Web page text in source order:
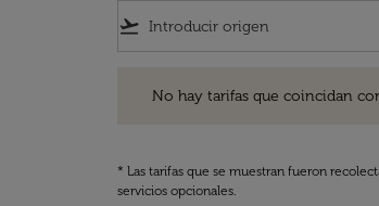
flight_takeoff
No hay tarifas que coincidan
* Las tarifas que se muestran fueron
servicios opcionales.